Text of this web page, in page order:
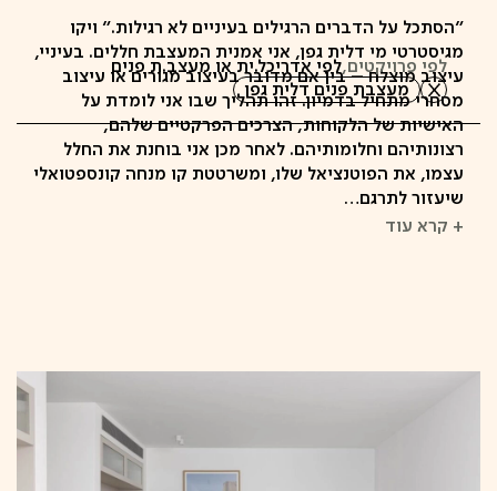
לפי פרויקטים,לפי אדריכל.ית או מעצב.ת פנים
מעצבת פנים דלית גפן
"הסתכל על הדברים הרגילים בעיניים לא רגילות." ויקו
מגיסטרטי מי דלית גפן, אני אמנית המעצבת חללים. בעיניי,
עיצוב מוצלח – בין אם מדובר בעיצוב מגורים או עיצוב
מסחרי מתחיל בדמיון. זהו תהליך שבו אני לומדת על
האישיות של הלקוחות, הצרכים הפרקטיים שלהם,
רצונותיהם וחלומותיהם. לאחר מכן אני בוחנת את החלל
עצמו, את הפוטנציאל שלו, ומשרטטת קו מנחה קונספטואלי
שיעזור לתרגם…
+ קרא עוד